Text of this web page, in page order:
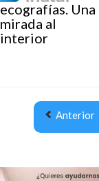
ecografías. Una
mirada al
interior
Anterior